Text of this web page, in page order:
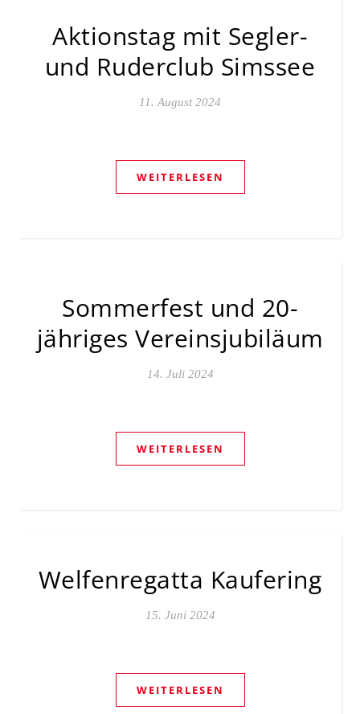
Aktionstag mit Segler-
und Ruderclub Simssee
11. August 2024
WEITERLESEN
Sommerfest und 20-
jähriges Vereinsjubiläum
14. Juli 2024
WEITERLESEN
Welfenregatta Kaufering
15. Juni 2024
WEITERLESEN